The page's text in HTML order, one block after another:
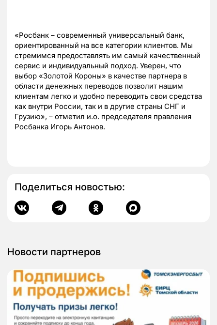
«Росбанк – современный универсальный банк,
ориентированный на все категории клиентов. Мы
стремимся предоставлять им самый качественный
сервис и индивидуальный подход. Уверен, что
выбор «Золотой Короны» в качестве партнера в
области денежных переводов позволит нашим
клиентам легко и удобно переводить свои средства
как внутри России, так и в другие страны СНГ и
Грузию», – отметил и.о. председателя правления
Росбанка Игорь Антонов.
Поделиться новостью:
Новости партнеров